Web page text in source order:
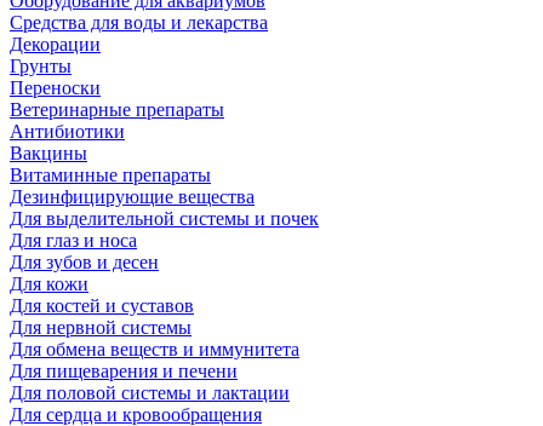
Средства для воды и лекарства
Декорации
Грунты
Переноски
Ветеринарные препараты
Антибиотики
Вакцины
Витаминные препараты
Дезинфицирующие вещества
Для выделительной системы и почек
Для глаз и носа
Для зубов и десен
Для кожи
Для костей и суставов
Для нервной системы
Для обмена веществ и иммунитета
Для пищеварения и печени
Для половой системы и лактации
Для сердца и кровообращения